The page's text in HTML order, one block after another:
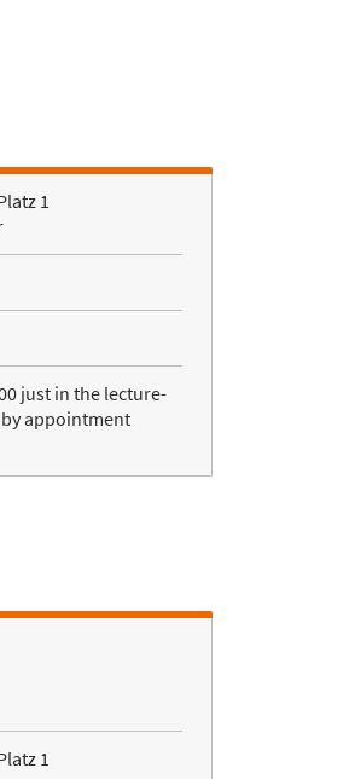
1
just in the lecture-
appointment
1